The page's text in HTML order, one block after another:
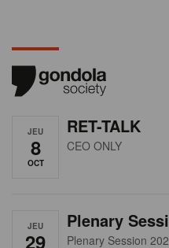
JEU
8
OCT
RET-TALK
CEO ONLY
JEU
29
Plenary
Plenary Session